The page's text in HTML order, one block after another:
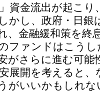
資金流出が起こり
かし、政府・日銀
、金融緩和策を終
ファンドはこう
がさらに進む可能
展開を考えると
がいいかもしれな